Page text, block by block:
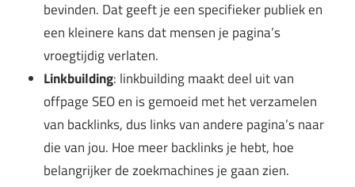
bevinden. Dat geeft je een specifieker publiek en
een kleinere kans dat mensen je pagina’s
vroegtijdig verlaten.
Linkbuilding: linkbuilding maakt deel uit van
offpage SEO en is gemoeid met het verzamelen
van backlinks, dus links van andere pagina’s naar
die van jou. Hoe meer backlinks je hebt, hoe
belangrijker de zoekmachines je gaan zien.